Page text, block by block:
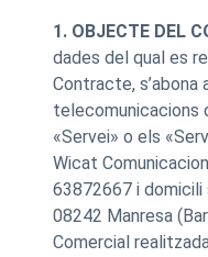
1. OBJECTE DEL
dades del qual es
Contracte, s’abona
telecomunicacions
«Servei» o els
Wicat
63872667 i domicili
08242 Manresa
Comercial